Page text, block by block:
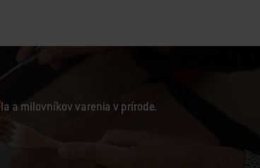
a milovníkov varenia v prírode.